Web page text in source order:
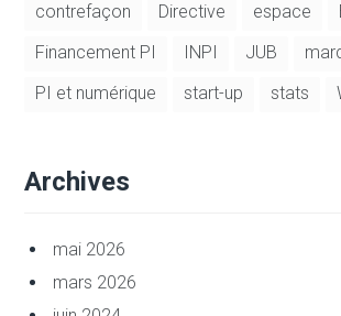
contrefaçon
Directive espace
Financement PI
INPI JUB
PI et numérique
start-up stats
Archives
mai 2026
mars 2026